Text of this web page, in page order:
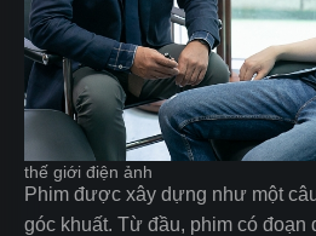
thế giới điện ảnh
Phim được xây dựng như một
góc khuất. Từ đầu, phim có đoạn